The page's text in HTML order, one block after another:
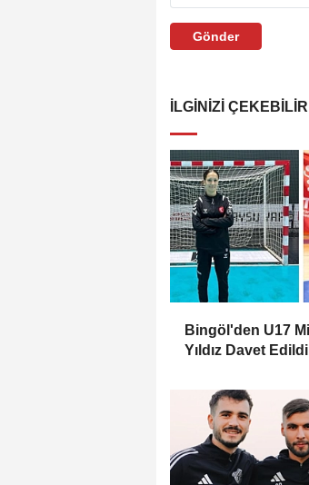
Gönder
İLGINIZI ÇEKEBILIR
Bingöl'den U17
Yıldız Davet Edildi